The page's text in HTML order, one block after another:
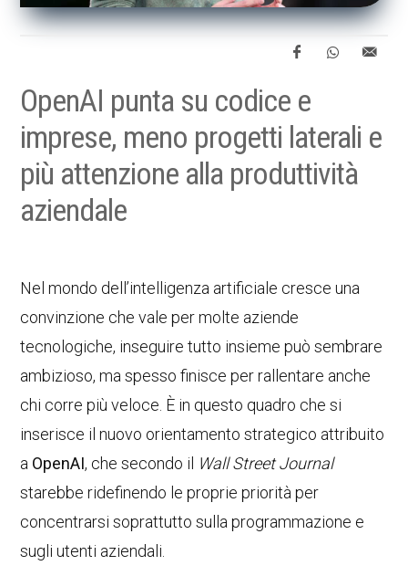
OpenAI punta su codice e
imprese, meno progetti laterali e
più attenzione alla produttività
aziendale
Nel mondo dell’intelligenza artificiale cresce una
convinzione che vale per molte aziende
tecnologiche, inseguire tutto insieme può sembrare
ambizioso, ma spesso finisce per rallentare anche
chi corre più veloce. È in questo quadro che si
inserisce il nuovo orientamento strategico attribuito
a OpenAI, che secondo il Wall Street Journal
starebbe ridefinendo le proprie priorità per
concentrarsi soprattutto sulla programmazione e
sugli utenti aziendali.